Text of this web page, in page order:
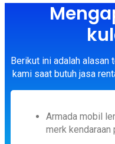
Berikut ini adalah alasan
kami saat butuh jasa
Armada mobil
merk kendaraan